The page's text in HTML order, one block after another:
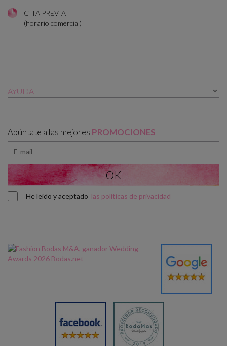
CITA PREVIA
(horario comercial)
AYUDA 
Apúntate a las mejores PROMOCIONES
He leído y aceptado las políticas de privacidad